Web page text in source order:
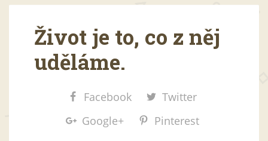
Život je to, co z něj
uděláme.
Facebook
Twitter
Google+
Pinterest